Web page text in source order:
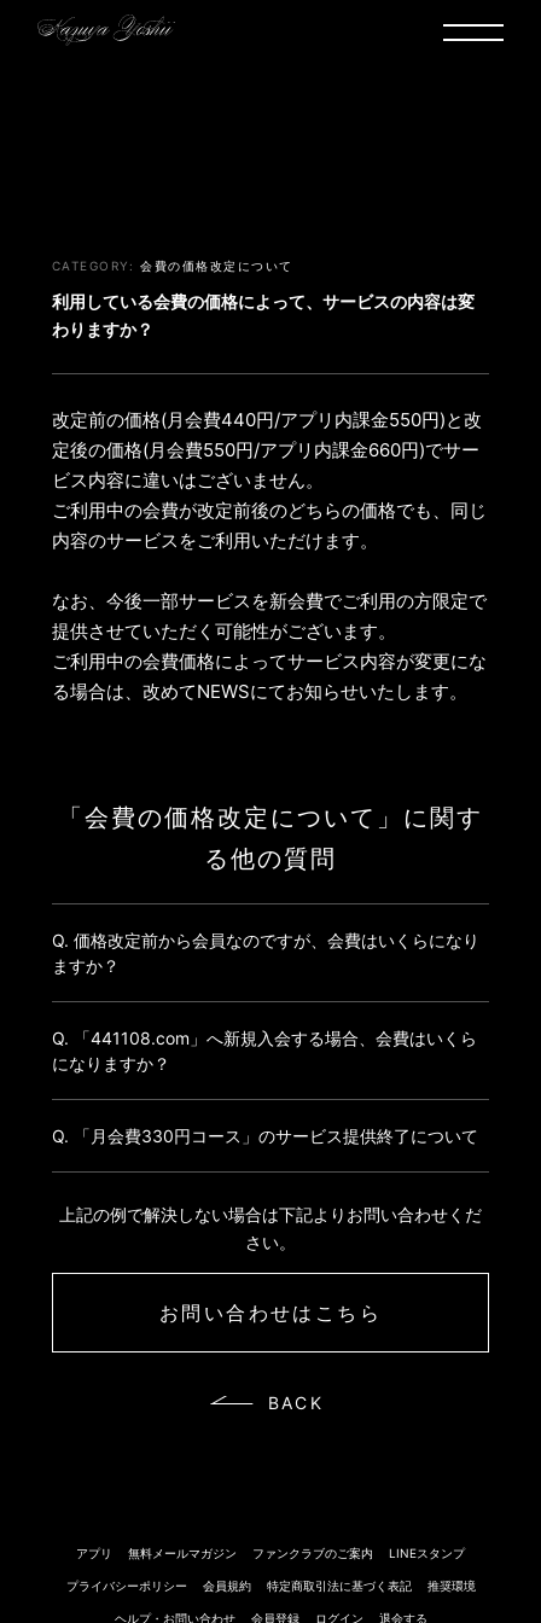
会費の価格改定について
利用している会費の価格によって、サービスの内容は変
わりますか？
改定前の価格(月会費440円/アプリ内課金550円)と改
定後の価格(月会費550円/アプリ内課金660円)でサー
ビス内容に違いはございません。
ご利用中の会費が改定前後のどちらの価格でも、同じ
内容のサービスをご利用いただけます。
なお、今後一部サービスを新会費でご利用の方限定で
提供させていただく可能性がございます。
ご利用中の会費価格によってサービス内容が変更にな
る場合は、改めてNEWSにてお知らせいたします。
「会費の価格改定について」に関す
る他の質問
Q. 価格改定前から会員なのですが、会費はいくらになり
ますか？
Q. 「441108.com」へ新規入会する場合、会費はいくら
になりますか？
Q. 「月会費330円コース」のサービス提供終了について
上記の例で解決しない場合は下記よりお問い合わせくだ
さい。
お問い合わせはこちら
BACK
アプリ 無料メールマガジン ファンクラブのご案内 LINEスタンプ
プライバシーポリシー 会員規約 特定商取引法に基づく表記 推奨環境
ヘルプ・お問い合わせ 会員登録 ログイン 退会する